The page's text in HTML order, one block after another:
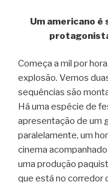
Um americano
Começa a mil por
explosão. Vemos
sequências são
Há uma espécie de
apresentação de um
paralelamente, um
cinema
uma produção
que está no corredor